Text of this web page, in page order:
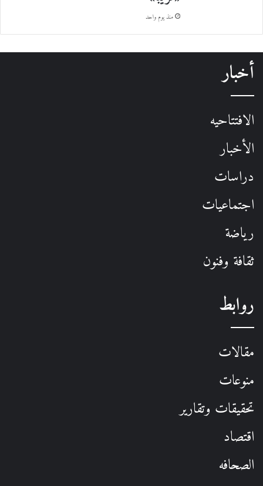
منذ يوم واحد
أخبار
الافتتاحيه
الأخبار
دراسات
اجتماعيات
رياضة
ثقافة وفنون
روابط
مقالات
منوعات
تحقيقات وتقارير
اقتصاد
الصحافه